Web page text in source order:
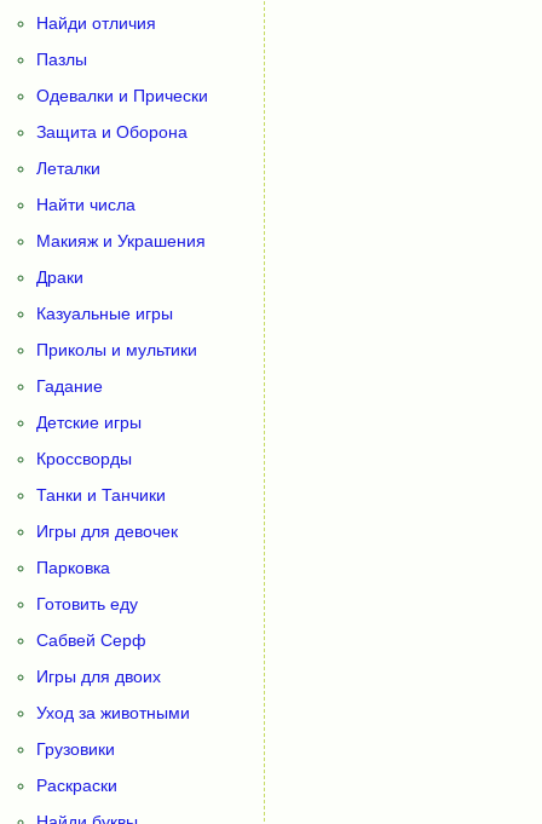
Найди отличия
Пазлы
Одевалки и Прически
Защита и Оборона
Леталки
Найти числа
Макияж и Украшения
Драки
Казуальные игры
Приколы и мультики
Гадание
Детские игры
Кроссворды
Танки и Танчики
Игры для девочек
Парковка
Готовить еду
Сабвей Серф
Игры для двоих
Уход за животными
Грузовики
Раскраски